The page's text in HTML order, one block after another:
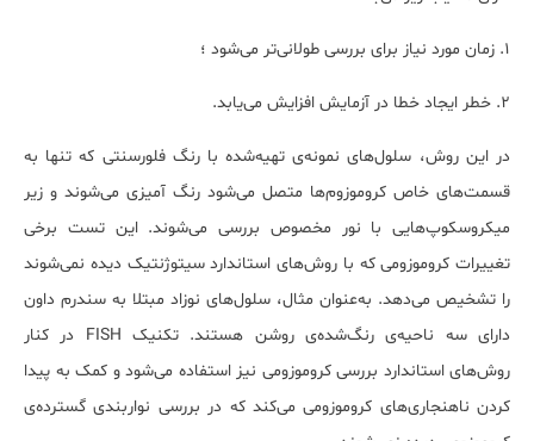
۱. زمان مورد نیاز برای بررسی طولانی‌تر می‌شود ؛
۲. خطر ایجاد خطا در آزمایش افزایش می‌یابد.
در این روش، سلول‌های نمونه‌ی تهیه‌شده با رنگ فلورسنتی که تنها به
قسمت‌های خاص کروموزوم‌ها متصل می‌شود رنگ آمیزی می‌شوند و زیر
میکروسکوپ‌هایی با نور مخصوص بررسی می‌شوند. این تست برخی
تغییرات کروموزومی که با روش‌های استاندارد سیتوژنتیک دیده نمی‌شوند
را تشخیص می‌دهد. به‌عنوان مثال، سلول‌های نوزاد مبتلا به سندرم داون
دارای سه ناحیه‌ی رنگ‌شده‌ی روشن هستند. تکنیک FISH در کنار
روش‌های استاندارد بررسی کروموزومی نیز استفاده می‌شود و کمک به پیدا
کردن ناهنجاری‌های کروموزومی می‌کند که در بررسی نواربندی گسترده‌ی